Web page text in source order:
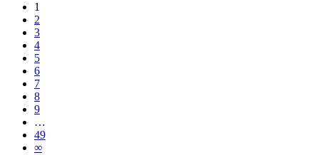
1
2
3
4
5
6
7
8
9
…
49
∞